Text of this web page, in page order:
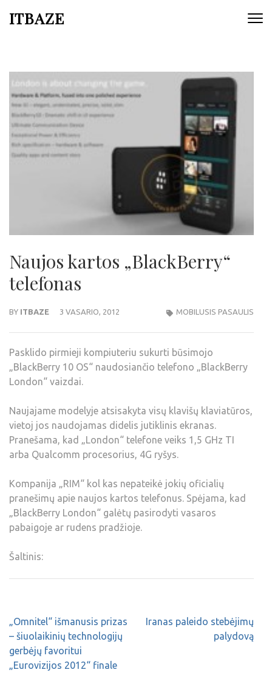
ITBAZE
Naujos kartos „BlackBerry“
telefonas
BY ITBAZE 3 VASARIO, 2012 MOBILUSIS PASAULIS
Pasklido pirmieji kompiuteriu sukurti būsimojo
„BlackBerry 10 OS“ naudosiančio telefono „BlackBerry
London“ vaizdai.
Naujajame modelyje atsisakyta visų klavišų klaviatūros,
vietoj jos naudojamas didelis jutiklinis ekranas.
Pranešama, kad „London“ telefone veiks 1,5 GHz TI
arba Qualcomm procesorius, 4G ryšys.
Kompanija „RIM“ kol kas nepateikė jokių oficialių
pranešimų apie naujos kartos telefonus. Spėjama, kad
„BlackBerry London“ galėtų pasirodyti vasaros
pabaigoje ar rudens pradžioje.
Šaltinis:
„Omnitel“ išmanusis prizas
– šiuolaikinių technologijų
gerbėjų favoritui
„Eurovizijos 2012“ finale
Iranas paleido stebėjimų
palydovą